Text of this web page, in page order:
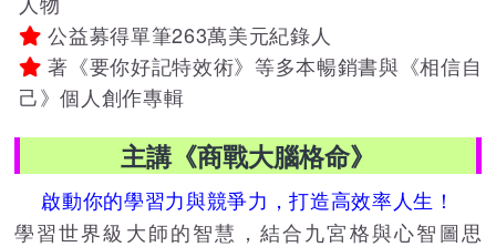
公益募得單筆263萬美元紀錄人
著《要你好記特效術》等多本暢銷書與《相信自
己》個人創作專輯
主講《商戰大腦格命》
啟動你的學習力與競爭力，打造高效率人生！
學習世界級大師的智慧，結合九宮格與心智圖思